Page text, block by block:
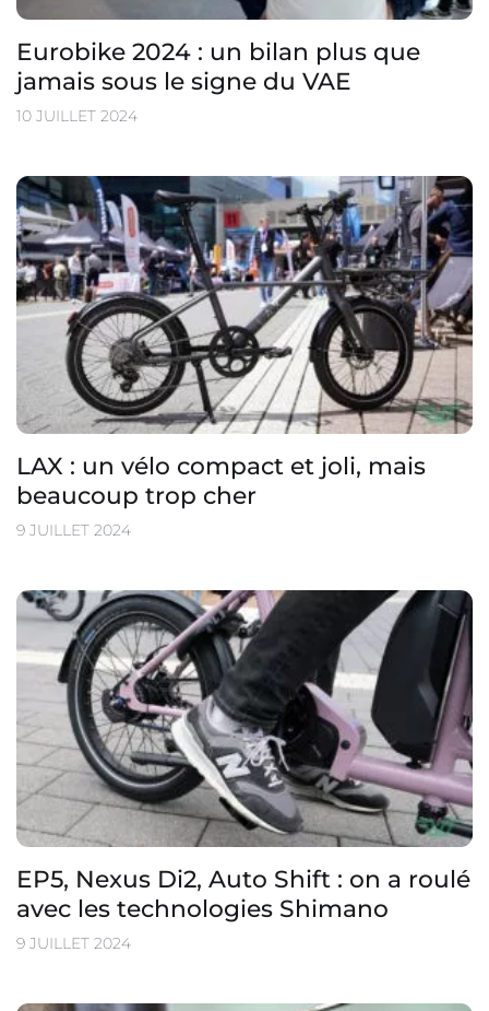
Eurobike 2024 : un bilan plus que
jamais sous le signe du VAE
10 JUILLET 2024
LAX : un vélo compact et joli, mais
beaucoup trop cher
9 JUILLET 2024
EP5, Nexus Di2, Auto Shift : on a roulé
avec les technologies Shimano
9 JUILLET 2024